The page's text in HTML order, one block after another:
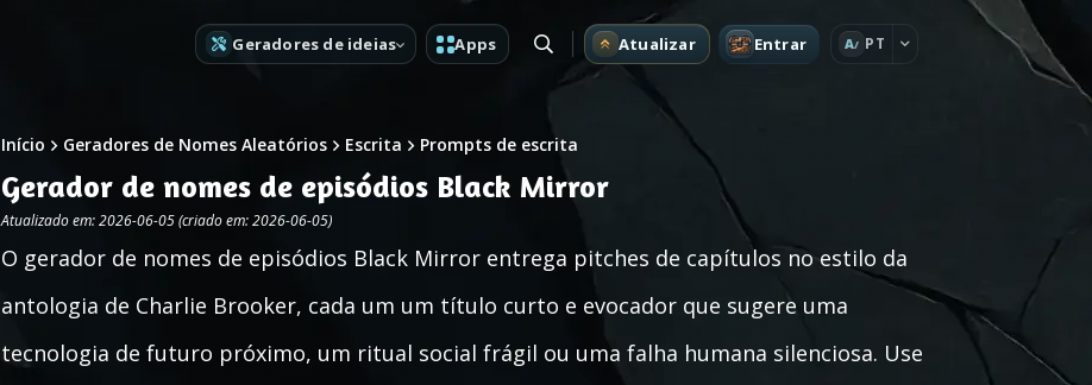
Geradores de ideias Apps Atualizar Entrar A PT
Início Geradores de Nomes Aleatórios Escrita Prompts de escrita
Gerador de nomes de episódios Black Mirror
Atualizado em: 2026-06-05 (criado em: 2026-06-05)
O gerador de nomes de episódios Black Mirror entrega pitches de capítulos no estilo da
antologia de Charlie Brooker, cada um um título curto e evocador que sugere uma
tecnologia de futuro próximo, um ritual social frágil ou uma falha humana silenciosa. Use